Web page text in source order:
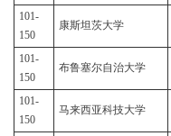
101-
150
康斯坦茨大学
101-
150
布鲁塞尔自治大学
101-
150
马来西亚科技大学